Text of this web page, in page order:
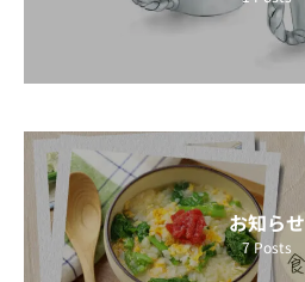
お知らせ
7Posts